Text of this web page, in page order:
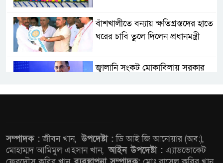
বাঁশখালীতে বন্যায় ক্ষতিগ্রস্তদের হাতে
ঘরের চাবি তুলে দিলেন প্রধানমন্ত্রী
জ্বালানি সংকট মোকাবিলায় সরকার
ঢাকা কেন্দ্রীয় কমিটির নির্বাহী সদস্য
সিএমএসএফ পুঁজিবাজারে
সম্পাদক :জীবন খান,উপদেষ্টা :ডি আই জি আনোয়ার (অব:),
মোহাম্মদ আমিমুল এহসান খান,আইন উপদেষ্টা : এ্যাডভোকেট